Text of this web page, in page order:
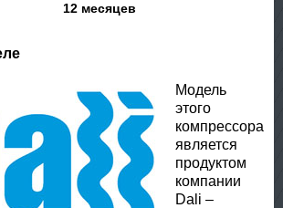
12 месяцев
Модель
этого
компрессора
является
продуктом
компании
Dali –